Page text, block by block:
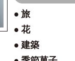
旅
花
建築